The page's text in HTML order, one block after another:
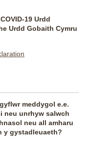
19 Urdd
Urdd Gobaith Cymru
meddygol e.e.
neu unrhyw salwch
neu all amharu
y gystadleuaeth?